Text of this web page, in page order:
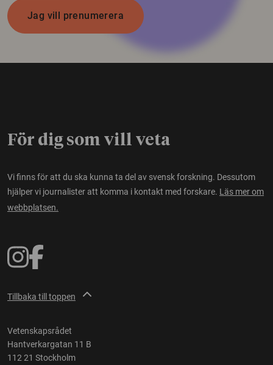
Jag vill prenumerera
För dig som vill veta
Vi finns för att du ska kunna ta del av svensk forskning. Dessutom
hjälper vi journalister att komma i kontakt med forskare. Läs mer om
webbplatsen.
Tillbaka till toppen
Vetenskapsrådet
Hantverkargatan 11 B
112 21 Stockholm